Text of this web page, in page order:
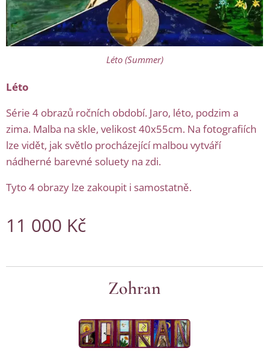
Léto (Summer)
Léto
Série 4 obrazů ročních období. Jaro, léto, podzim a
zima. Malba na skle, velikost 40x55cm. Na fotografiích
lze vidět, jak světlo procházející malbou vytváří
nádherné barevné soluety na zdi.
Tyto 4 obrazy lze zakoupit i samostatně.
11 000 Kč
Zohran